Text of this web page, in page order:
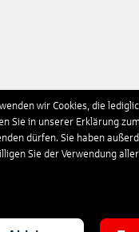
wir Cookies, die
Sie in unserer Erklärung
dürfen. Sie haben
Sie der Verwendung